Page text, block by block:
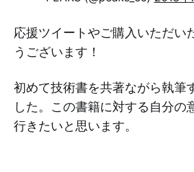
応援ツイートやご購入いただい
うございます！
初めて技術書を共著ながら執筆
した。この書籍に対する自分の
行きたいと思います。